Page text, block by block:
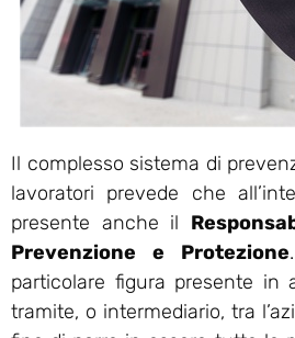
Il complesso sistema di
lavoratori prevede che
presente anche il
Prevenzione e Protezione
particolare figura presente in
tramite, o intermediario, tra